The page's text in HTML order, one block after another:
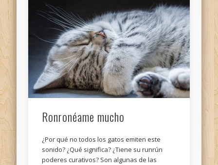
Ronronéame mucho
¿Por qué no todos los gatos emiten este
sonido? ¿Qué significa? ¿Tiene su runrún
poderes curativos? Son algunas de las